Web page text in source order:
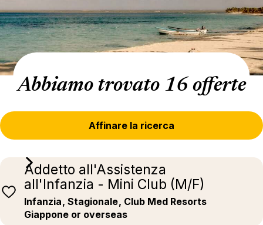
Abbiamo trovato 16 offerte
Affinare la ricerca
Addetto all'Assistenza
all'Infanzia - Mini Club (M/F)
Infanzia, Stagionale, Club Med Resorts
Giappone or overseas